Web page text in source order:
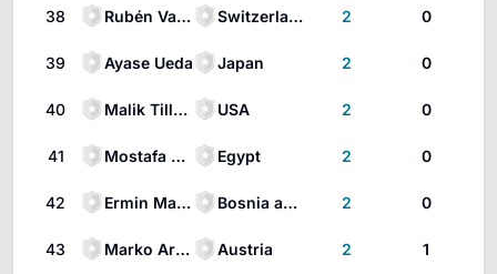
38 Rubén Vargas Switzerland 2 0
39 Ayase Ueda Japan 2 0
40 Malik Tillman USA 2 0
41 Mostafa Zico Egypt 2 0
42 Ermin Mahmić Bosnia and Herzegovina 2 0
43 Marko Arnautović Austria 2 1